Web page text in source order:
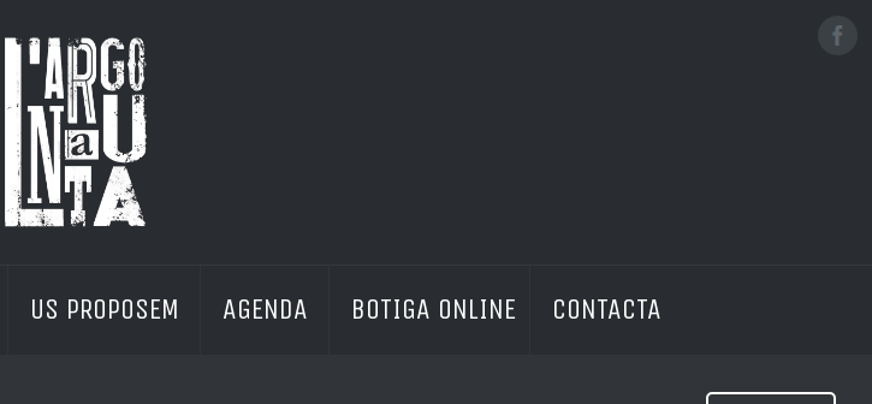
US PROPOSEM AGENDA BOTIGA ONLINE CONTACTA